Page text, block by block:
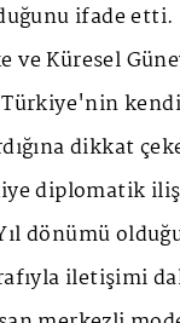
ifade
ve Küresel
dikkat
diplomatik
dönümü
iletişimi